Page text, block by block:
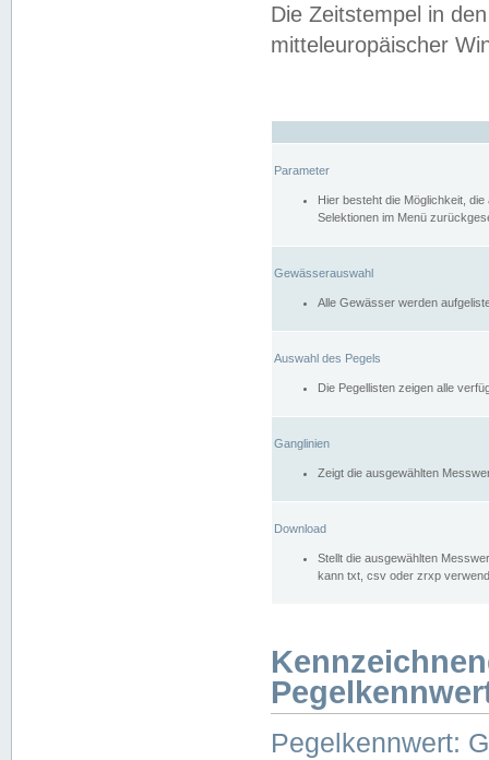
Die Zeitstempel in
mitteleuropäischer
Parameter
Hier besteht die Möglichkeit,
Selektionen im Menü
Gewässerauswahl
Alle Gewässer werden
Auswahl des Pegels
Die Pegellisten zeigen alle
Ganglinien
Zeigt die ausgewählten
Download
Stellt die ausgewählten
kann txt, csv oder zrxp
Pegelkennwert: